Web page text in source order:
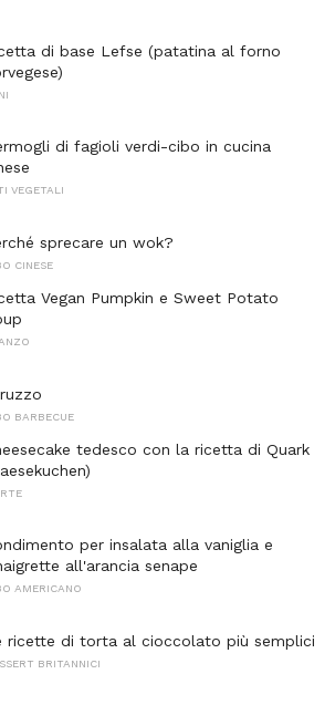
di base Lefse (patatina al forno
di fagioli verdi-cibo in cucina
VEGETALI
sprecare un wok?
CINESE
Vegan Pumpkin e Sweet Potato
BARBECUE
tedesco con la ricetta di Quark
per insalata alla vaniglia e
all'arancia senape
AMERICANO
ricette di torta al cioccolato più semplici
BRITANNICI